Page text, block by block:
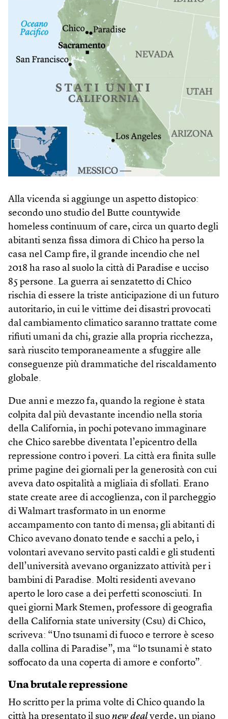
Alla vicenda si aggiunge un aspetto distopico:
secondo uno studio del Butte countywide
homeless continuum of care, circa un quarto degli
abitanti senza fissa dimora di Chico ha perso la
casa nel Camp fire, il grande incendio che nel
2018 ha raso al suolo la città di Paradise e ucciso
85 persone. La guerra ai senzatetto di Chico
rischia di essere la triste anticipazione di un futuro
autoritario, in cui le vittime dei disastri provocati
dal cambiamento climatico saranno trattate come
rifiuti umani da chi, grazie alla propria ricchezza,
sarà riuscito temporaneamente a sfuggire alle
conseguenze più drammatiche del riscaldamento
globale.
Due anni e mezzo fa, quando la regione è stata
colpita dal più devastante incendio nella storia
della California, in pochi potevano immaginare
che Chico sarebbe diventata l’epicentro della
repressione contro i poveri. La città era finita sulle
prime pagine dei giornali per la generosità con cui
aveva dato ospitalità a migliaia di sfollati. Erano
state create aree di accoglienza, con il parcheggio
di Walmart trasformato in un enorme
accampamento con tanto di mensa; gli abitanti di
Chico avevano donato tende e sacchi a pelo, i
volontari avevano servito pasti caldi e gli studenti
dell’università avevano organizzato attività per i
bambini di Paradise. Molti residenti avevano
aperto le loro case a dei perfetti sconosciuti. In
quei giorni Mark Stemen, professore di geografia
della California state university (Csu) di Chico,
scriveva: “Uno tsunami di fuoco e terrore è sceso
dalla collina di Paradise”, ma “lo tsunami è stato
soffocato da una coperta di amore e conforto”.
Una brutale repressione
Ho scritto per la prima volte di Chico quando la
città ha presentato il suo new deal verde, un piano